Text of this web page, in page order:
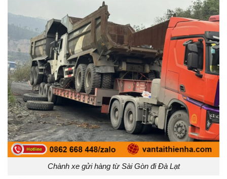
Chành xe gửi hàng từ Sài Gòn đi Đà Lạt